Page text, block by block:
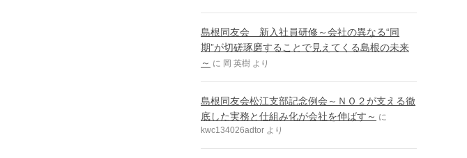
島根同友会 新入社員研修～会社の異なる“同
期”が切磋琢磨することで見えてくる島根の未来
～ に 岡 英樹 より
島根同友会松江支部記念例会～ＮＯ２が支える徹
底した実務と仕組み化が会社を伸ばす～ に
kwc134026adtor より